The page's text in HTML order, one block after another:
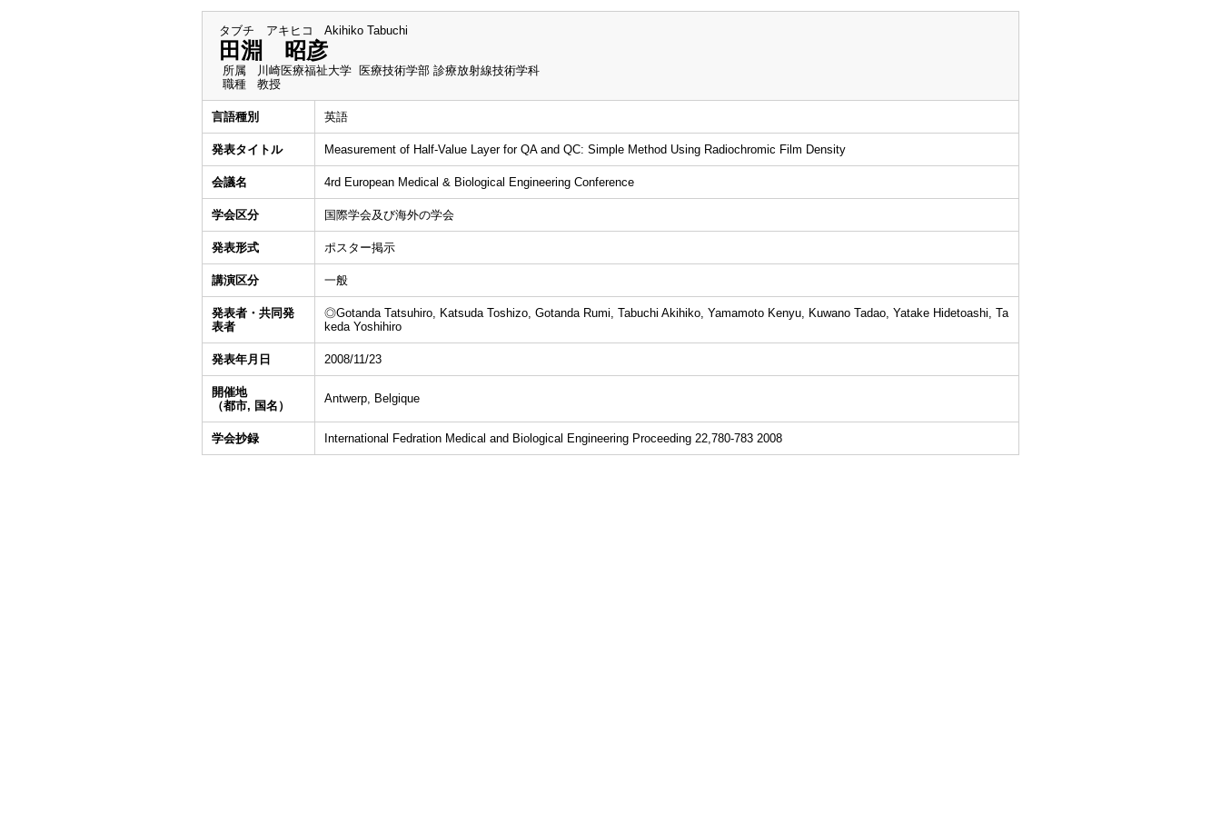
タブチ アキヒコ Akihiko Tabuchi
田淵 昭彦
所属
川崎医療福祉大学 医療技術学部 診療放射線技術学科
職種
教授
言語種別 英語
発表タイトル Measurement of Half-Value Layer for QA and QC: Simple Method Using Radiochromic Film Density
会議名 4rd European Medical & Biological Engineering Conference
学会区分 国際学会及び海外の学会
発表形式 ポスター掲示
講演区分 一般
発表者・共同発
表者
◎Gotanda Tatsuhiro, Katsuda Toshizo, Gotanda Rumi, Tabuchi Akihiko, Yamamoto Kenyu, Kuwano Tadao, Yatake Hidetoashi, Ta
keda Yoshihiro
発表年月日 2008/11/23
開催地
（都市, 国名）
Antwerp, Belgique
学会抄録 International Fedration Medical and Biological Engineering Proceeding 22,780-783 2008